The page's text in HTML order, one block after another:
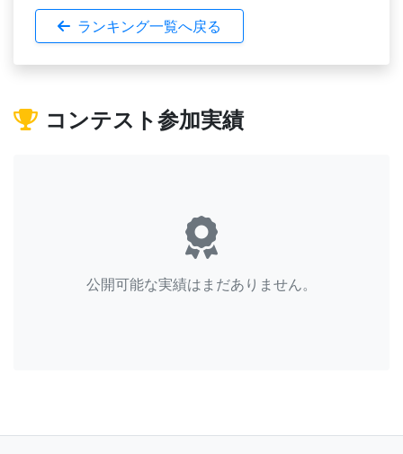
ランキング一覧へ戻る
コンテスト参加実績
公開可能な実績はまだありません。